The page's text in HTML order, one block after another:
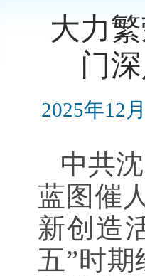
大力
门
2025年12
中共
蓝图催
新创造
五”时